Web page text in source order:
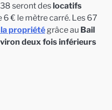
seront deslocatifs
€ le mètre carré. Les 67
propriétégrâce au Bail
deux fois inférieurs